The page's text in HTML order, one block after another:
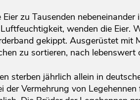
zu Tausenden
wenden die Eier.
gekippt. Ausgerüstet mit
zu sortieren, nach lebenswert
sterben jährlich allein in
der Vermehrung von